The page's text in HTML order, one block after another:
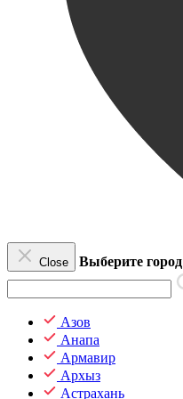
Close Выберите город
Азов
Анапа
Армавир
Архыз
Астрахань